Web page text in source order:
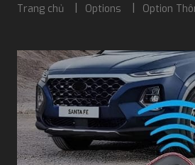
Trang chủ Options Option